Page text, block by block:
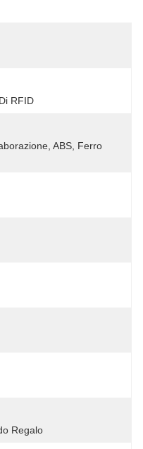
RFID
ABS, Ferro
Regalo